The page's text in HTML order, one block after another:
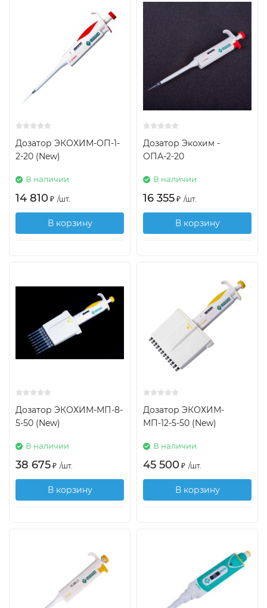
Дозатор ЭКОХИМ-ОП-1-
2-20 (New)
В наличии
14 810 ₽ /шт.
В корзину
Дозатор Экохим -
ОПА-2-20
В наличии
16 355 ₽ /шт.
В корзину
Дозатор ЭКОХИМ-МП-8-
5-50 (New)
В наличии
38 675 ₽ /шт.
В корзину
Дозатор ЭКОХИМ-
МП-12-5-50 (New)
В наличии
45 500 ₽ /шт.
В корзину